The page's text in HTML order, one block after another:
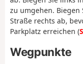
zu umgehen.
Straße rechts ab,
Parkplatz erreichen (
Wegpunkte